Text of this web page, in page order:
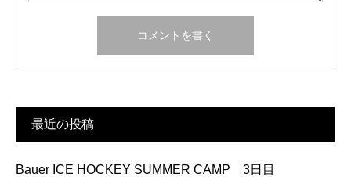
最近の投稿
Bauer ICE HOCKEY SUMMER CAMP 3日目